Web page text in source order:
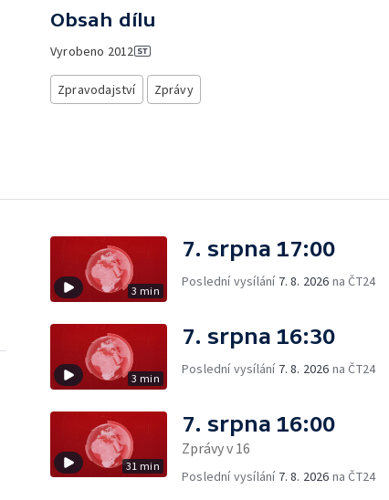
Obsah dílu
Vyrobeno 2012
Zpravodajství Zprávy
3 min
7. srpna 17:00
Poslední vysílání 7. 8. 2026 na ČT24
3 min
7. srpna 16:30
Poslední vysílání 7. 8. 2026 na ČT24
31 min
7. srpna 16:00
Zprávy v 16
Poslední vysílání 7. 8. 2026 na ČT24